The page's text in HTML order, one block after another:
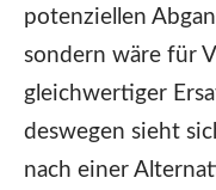
potenziellen
sondern wäre für
gleichwertiger
deswegen sieht
nach einer